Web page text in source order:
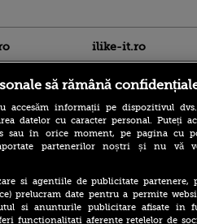
O mașină și
foc după
ilike-it.ro
să rămână
accesăm informații pe dispozitivul
datelor cu caracter personal. Puteți
sau în orice moment, pe pagina cu
partenerilor noștri și nu vă
si agentiile de publicitate partenere,
prelucram date pentru a permite
si anunturile publicitare afisate in
functionalitati aferente retelelor de